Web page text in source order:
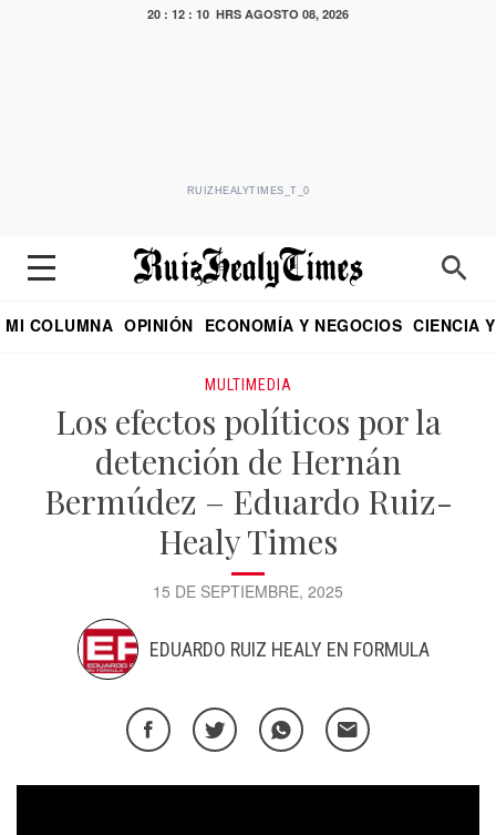
20 : 12 : 10 HRS AGOSTO 08, 2026
RUIZHEALYTIMES_T_0
MI COLUMNA OPINIÓN ECONOMÍA Y NEGOCIOS CIENCIA
MULTIMEDIA
Los efectos políticos por la
detención de Hernán
Bermúdez – Eduardo Ruiz-
Healy Times
15 DE SEPTIEMBRE, 2025
EDUARDO RUIZ HEALY EN FORMULA